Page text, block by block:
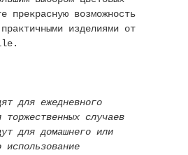
прекрасную возможность
изделиями от
для ежедневного
торжественных случаев
для домашнего или
использование